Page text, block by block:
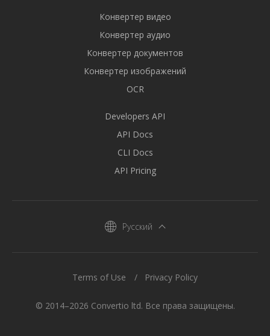
Конвертер видео
Конвертер аудио
Конвертер документов
Конвертер изображений
OCR
Developers API
API Docs
CLI Docs
API Pricing
Русский
© 2014–2026 Convertio ltd. Все права защищены.
Terms of Use Privacy Policy